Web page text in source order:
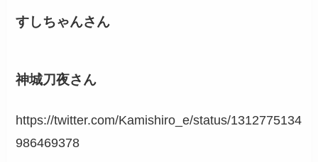
すしちゃんさん
神城刀夜さん
https://twitter.com/Kamishiro_e/status/1312775134
986469378